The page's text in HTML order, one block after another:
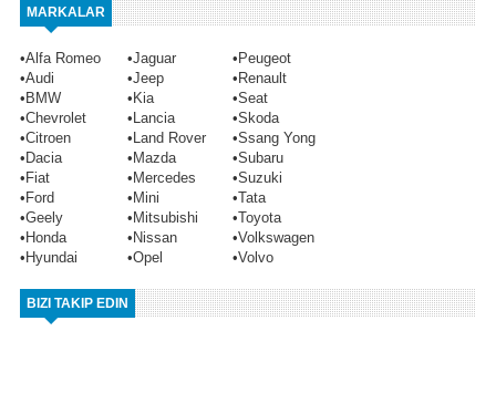
MARKALAR
•Alfa Romeo •Jaguar •Peugeot
•Audi •Jeep •Renault
•BMW •Kia •Seat
•Chevrolet •Lancia •Skoda
•Citroen •Land Rover •Ssang Yong
•Dacia •Mazda •Subaru
•Fiat •Mercedes •Suzuki
•Ford •Mini •Tata
•Geely •Mitsubishi •Toyota
•Honda •Nissan •Volkswagen
•Hyundai •Opel •Volvo
BIZI TAKIP EDIN